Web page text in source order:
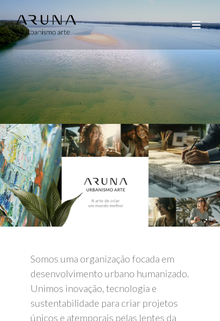
Somos uma organização focada em
desenvolvimento urbano humanizado.
Unimos inovação, tecnologia e
sustentabilidade para criar projetos
únicos e atemporais pelas lentes da